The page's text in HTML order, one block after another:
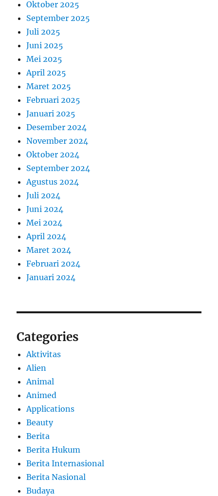
Oktober 2025
September 2025
Juli 2025
Juni 2025
Mei 2025
April 2025
Maret 2025
Februari 2025
Januari 2025
Desember 2024
November 2024
Oktober 2024
September 2024
Agustus 2024
Juli 2024
Juni 2024
Mei 2024
April 2024
Maret 2024
Februari 2024
Januari 2024
Categories
Aktivitas
Alien
Animal
Animed
Applications
Beauty
Berita
Berita Hukum
Berita Internasional
Berita Nasional
Budaya